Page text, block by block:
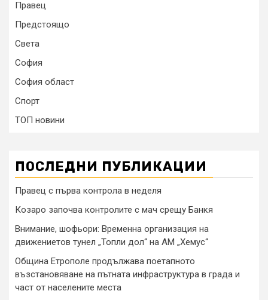
Правец
Предстоящо
Света
София
София област
Спорт
ТОП новини
ПОСЛЕДНИ ПУБЛИКАЦИИ
Правец с първа контрола в неделя
Козаро започва контролите с мач срещу Банкя
Внимание, шофьори: Временна организация на
движениетов тунел „Топли дол“ на АМ „Хемус“
Община Етрополе продължава поетапното
възстановяване на пътната инфраструктура в града и
част от населените места